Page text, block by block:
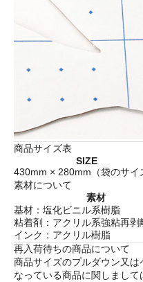
商品サイズ表
SIZE
430mm × 280mm（袋のサイ
素材について
素材
基材：塩化ビニル系樹脂
粘着剤：アクリル系強粘再剥
インク：アクリル樹脂
再入荷待ちの商品について
商品サイズのプルダウン又は
なっている商品に関しまし